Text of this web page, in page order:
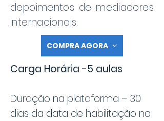
depoimentos de mediadores
internacionais.
COMPRA AGORA
Carga Horária -5 aulas
Duração na plataforma – 30
dias da data de habilitação na